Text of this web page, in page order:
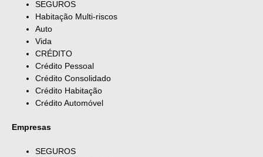
SEGUROS
Habitação Multi-riscos
Auto
Vida
CRÉDITO
Crédito Pessoal
Crédito Consolidado
Crédito Habitação
Crédito Automóvel
Empresas
SEGUROS